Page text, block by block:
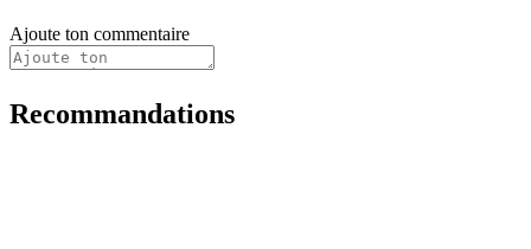
Ajoute ton commentaire
Recommandations